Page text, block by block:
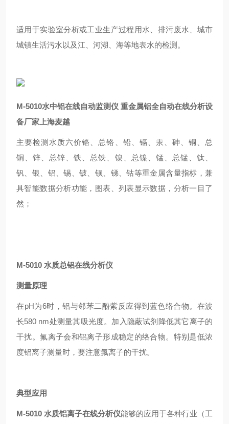
适用于实验室分析或工业生产过程用水、排污废水、城市
城镇生活污水以及江、河湖、海等地表水的检测。
M-5010水中铝在线自动监测仪 重金属铝全自动在线分析设
备厂家上海麦越
主要检测水质六价铬、总铬、铅、镉、汞、砷、铜、总
铜、锌、总锌、铁、总铁、镍、总镍、锰、总锰、钛、
钒、银、铝、锡、铍、钡、锑、钴等重金属含量指标，兼
具智能数据分析功能，图表、列表显示数据，分析一目了
然；
M-5010 水质总铝在线分析仪
测量原理
在pH为6时，铝与邻苯二酚紫反应得到蓝色络合物。在波
长580 nm处测量其吸光度。加入隐蔽试剂降低其它离子的
干扰。氟离子会和铝离子形成稳定的络合物。特别是低浓
度铝离子测量时，要注意氟离子的干扰。
典型应用
M-5010 水质铝离子在线分析仪能够的应用于各种行业（工